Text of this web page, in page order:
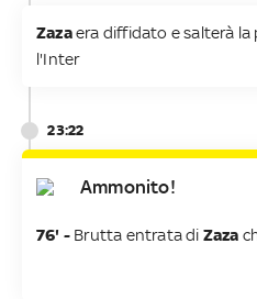
Zazaera diffidato e salterà
l'Inter
23:22
Ammonito!
76' - Brutta entrata di Zaza